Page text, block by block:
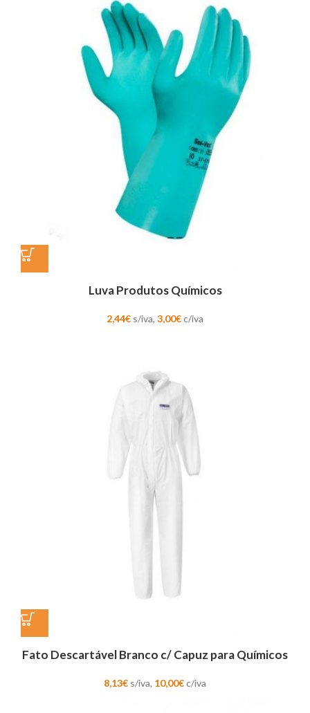
Luva Produtos Químicos
2,44€ s/iva, 3,00€c/iva
Fato Descartável Branco c/ Capuz para Químicos
8,13€ s/iva, 10,00€c/iva